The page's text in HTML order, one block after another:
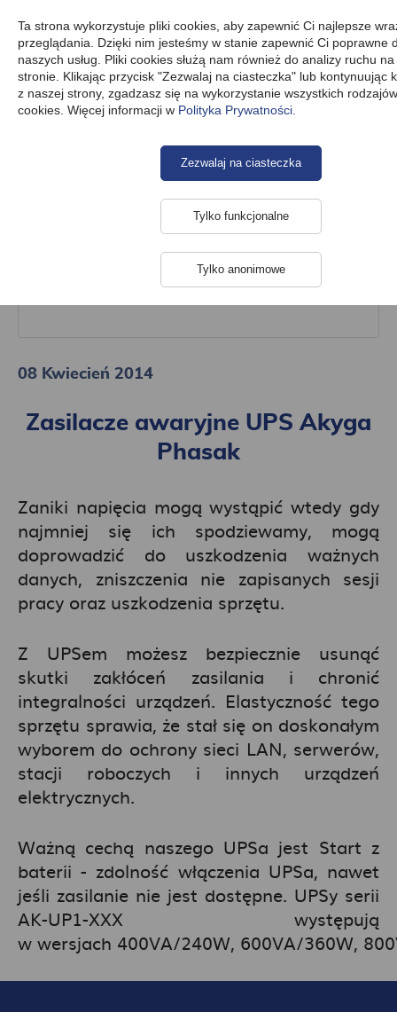
Ta strona wykorzystuje pliki cookies, aby zapewnić Ci najlepsze
przeglądania. Dzięki nim jesteśmy w stanie zapewnić Ci poprawne
naszych usług. Pliki cookies służą nam również do analizy ruchu
stronie. Klikając przycisk "Zezwalaj na ciasteczka" lub kontynuując
z naszej strony, zgadzasz się na wykorzystanie wszystkich
cookies. Więcej informacji w Polityka Prywatności.
Tylko anonimowe
Tylko funkcjonalne
Zezwalaj na ciasteczka
Pytania Newsletter Zasilacze awaryjne UPS Akyga Phasak
Zasilacze awaryjne UPS Akyga
08 Kwiecień 2014
Zasilacze awaryjne UPS Akyga
Phasak
Zaniki napięcia mogą wystąpić wtedy gdy
najmniej się ich spodziewamy, mogą
doprowadzić do uszkodzenia ważnych
danych, zniszczenia nie zapisanych sesji
pracy oraz uszkodzenia sprzętu.
Z UPSem możesz bezpiecznie usunąć
skutki zakłóceń zasilania i chronić
integralności urządzeń. Elastyczność tego
sprzętu sprawia, że stał się on doskonałym
wyborem do ochrony sieci LAN, serwerów,
stacji roboczych i innych urządzeń
elektrycznych.
Ważną cechą naszego UPSa jest Start z
baterii - zdolność włączenia UPSa, nawet
jeśli zasilanie nie jest dostępne. UPSy serii
AK-UP1-XXX występują
w wersjach 400VA/240W, 600VA/360W,